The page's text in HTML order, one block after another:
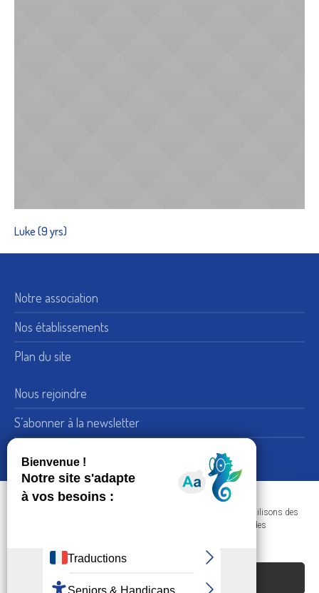
Dans le respect de votre confidentialité et de vos données, nous utilisons des
cookies afin d'améliorer votre navigation sur nos sites et réaliser des
Luke (9 yrs)
Notre association
Nos établissements
Plan du site
Nous rejoindre
S’abonner à la newsletter
Adresse : 15, rue de Bellechasse 75007 Paris
Nous contacter